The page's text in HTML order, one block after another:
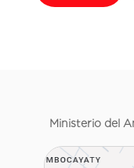
Ministerio del